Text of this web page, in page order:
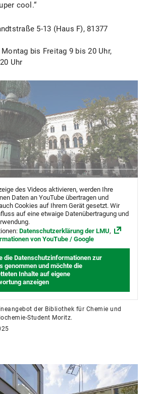
cool.“
5-13 (Haus F), 81377
bis Freitag 9 bis 20 Uhr,
Uhr
des Videos aktivieren, werden Ihre
Daten an YouTube übertragen und
Cookies auf Ihrem Gerät gesetzt. Wir
auf eine etwaige Datenübertragung und
Datenschutzerklärung der LMU,
von YouTube / Google
die Datenschutzinformationen zur
genommen und möchte die
Inhalte auf eigene
anzeigen
der Bibliothek für Chemie und
Student Moritz.